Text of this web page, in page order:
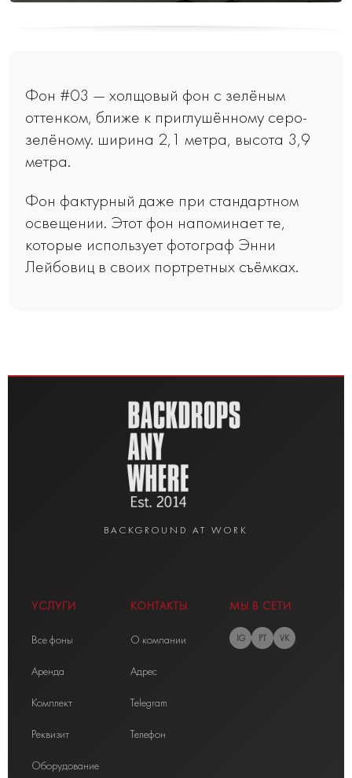
Фон #03 — холщовый фон с зелёным
оттенком, ближе к приглушённому серо-
зелёному. ширина 2,1 метра, высота 3,9
метра.
Фон фактурный даже при стандартном
освещении. Этот фон напоминает те,
которые использует фотограф Энни
Лейбовиц в своих портретных съёмках.
BACKGROUND AT WORK
УСЛУГИ
Все фоны
Аренда
Комплект
Реквизит
Оборудование
КОНТАКТЫ
О компании
Адрес
Telegram
Телефон
МЫ В СЕТИ
IG PT VK